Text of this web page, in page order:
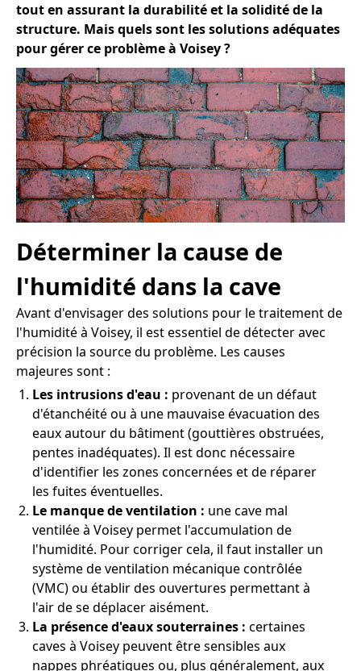
tout en assurant la durabilité et la solidité de la
structure. Mais quels sont les solutions adéquates
pour gérer ce problème à Voisey ?
Déterminer la cause de
l'humidité dans la cave
Avant d'envisager des solutions pour le traitement de
l'humidité à Voisey, il est essentiel de détecter avec
précision la source du problème. Les causes
majeures sont :
Les intrusions d'eau : provenant de un défaut
d'étanchéité ou à une mauvaise évacuation des
eaux autour du bâtiment (gouttières obstruées,
pentes inadéquates). Il est donc nécessaire
d'identifier les zones concernées et de réparer
les fuites éventuelles.
Le manque de ventilation : une cave mal
ventilée à Voisey permet l'accumulation de
l'humidité. Pour corriger cela, il faut installer un
système de ventilation mécanique contrôlée
(VMC) ou établir des ouvertures permettant à
l'air de se déplacer aisément.
La présence d'eaux souterraines : certaines
caves à Voisey peuvent être sensibles aux
nappes phréatiques ou, plus généralement, aux